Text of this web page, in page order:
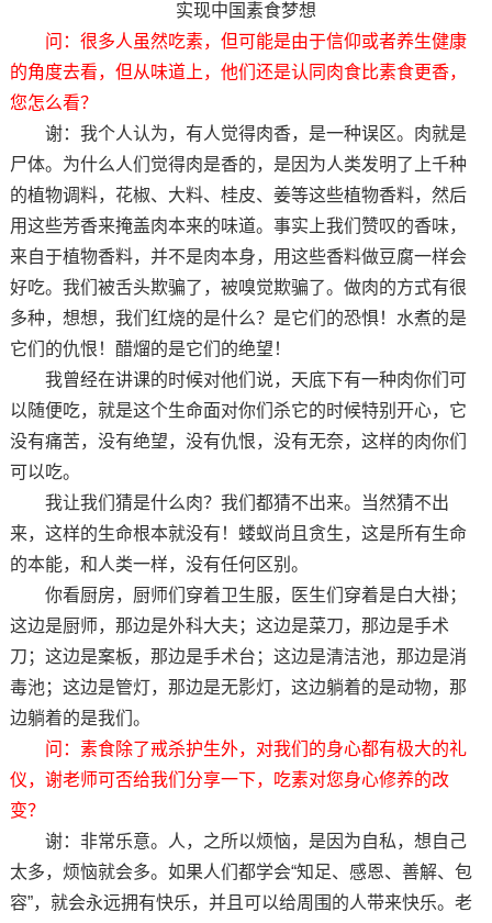
实现中国素食梦想
问：很多人虽然吃素，但可能是由于信仰或者养生健康
的角度去看，但从味道上，他们还是认同肉食比素食更香，
您怎么看？
谢：我个人认为，有人觉得肉香，是一种误区。肉就是
尸体。为什么人们觉得肉是香的，是因为人类发明了上千种
的植物调料，花椒、大料、桂皮、姜等这些植物香料，然后
用这些芳香来掩盖肉本来的味道。事实上我们赞叹的香味，
来自于植物香料，并不是肉本身，用这些香料做豆腐一样会
好吃。我们被舌头欺骗了，被嗅觉欺骗了。做肉的方式有很
多种，想想，我们红烧的是什么？是它们的恐惧！水煮的是
它们的仇恨！醋熘的是它们的绝望！
我曾经在讲课的时候对他们说，天底下有一种肉你们可
以随便吃，就是这个生命面对你们杀它的时候特别开心，它
没有痛苦，没有绝望，没有仇恨，没有无奈，这样的肉你们
可以吃。
我让我们猜是什么肉？我们都猜不出来。当然猜不出
来，这样的生命根本就没有！蝼蚁尚且贪生，这是所有生命
的本能，和人类一样，没有任何区别。
你看厨房，厨师们穿着卫生服，医生们穿着是白大褂；
这边是厨师，那边是外科大夫；这边是菜刀，那边是手术
刀；这边是案板，那边是手术台；这边是清洁池，那边是消
毒池；这边是管灯，那边是无影灯，这边躺着的是动物，那
边躺着的是我们。
问：素食除了戒杀护生外，对我们的身心都有极大的礼
仪，谢老师可否给我们分享一下，吃素对您身心修养的改
变？
谢：非常乐意。人，之所以烦恼，是因为自私，想自己
太多，烦恼就会多。如果人们都学会“知足、感恩、善解、包
容”，就会永远拥有快乐，并且可以给周围的人带来快乐。老